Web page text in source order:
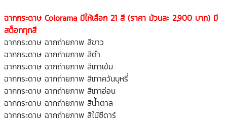
ฉากกระดาษ Colorama มีให้เลือก 21 สี (ราคา ม้วนละ 2,900 บาท) มี
สต็อกทุกสี
ฉากกระดาษ ฉากถ่ายภาพ สีขาว
ฉากกระดาษ ฉากถ่ายภาพ สีดำ
ฉากกระดาษ ฉากถ่ายภาพ สีเทาเข้ม
ฉากกระดาษ ฉากถ่ายภาพ สีเทาควันบุหรี่
ฉากกระดาษ ฉากถ่ายภาพ สีเทาอ่อน
ฉากกระดาษ ฉากถ่ายภาพ สีน้ำตาล
ฉากกระดาษ ฉากถ่ายภาพ สีไม้ซีดาร์